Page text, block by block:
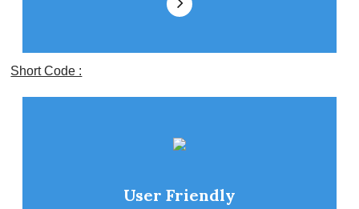
Short Code :
User Friendly